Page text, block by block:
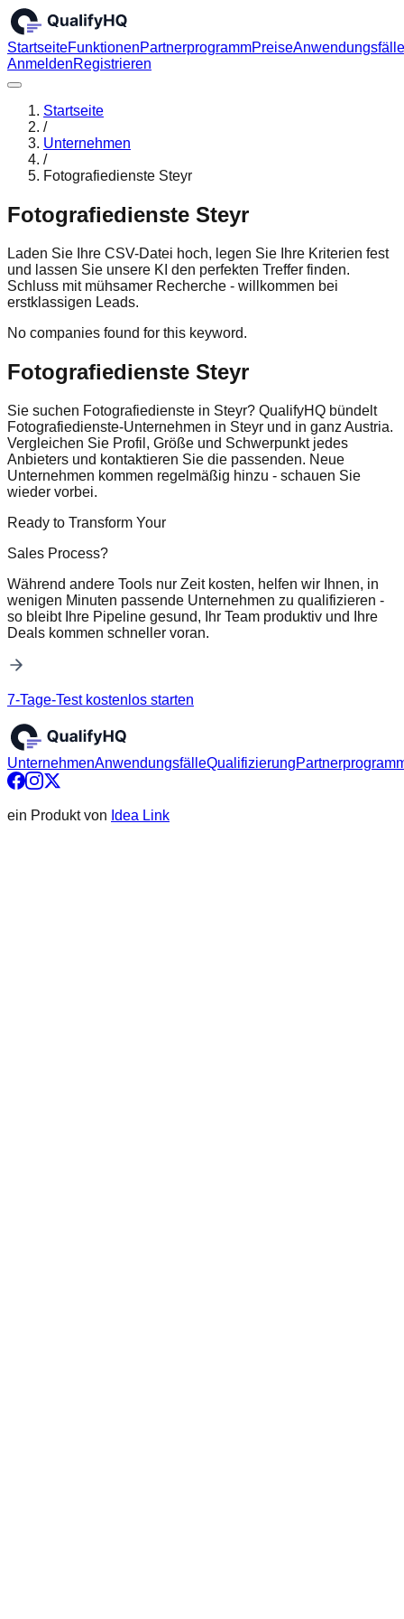
StartseiteFunktionenPartnerprogrammPreiseAnwendungsfälle
AnmeldenRegistrieren
Startseite
/
Unternehmen
/
Fotografiedienste Steyr
Fotografiedienste Steyr
Laden Sie Ihre CSV-Datei hoch, legen Sie Ihre Kriterien fest
und lassen Sie unsere KI den perfekten Treffer finden.
Schluss mit mühsamer Recherche - willkommen bei
erstklassigen Leads.
No companies found for this keyword.
Fotografiedienste Steyr
Sie suchen Fotografiedienste in Steyr? QualifyHQ bündelt
Fotografiedienste-Unternehmen in Steyr und in ganz Austria.
Vergleichen Sie Profil, Größe und Schwerpunkt jedes
Anbieters und kontaktieren Sie die passenden. Neue
Unternehmen kommen regelmäßig hinzu - schauen Sie
wieder vorbei.
Ready to Transform Your
Sales Process?
Während andere Tools nur Zeit kosten, helfen wir Ihnen, in
wenigen Minuten passende Unternehmen zu qualifizieren -
so bleibt Ihre Pipeline gesund, Ihr Team produktiv und Ihre
Deals kommen schneller voran.
7-Tage-Test kostenlos starten
UnternehmenAnwendungsfälleQualifizierung
ein Produkt von Idea Link